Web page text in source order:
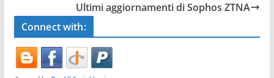
o
o
k
Ultimi aggiornamenti di Sophos ZTNA
Connect with: